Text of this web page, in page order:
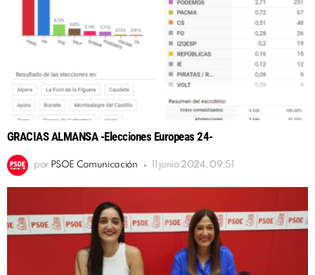
GRACIAS ALMANSA -Elecciones Europeas 24-
por PSOE Comunicación 11 junio 2024, 09:51